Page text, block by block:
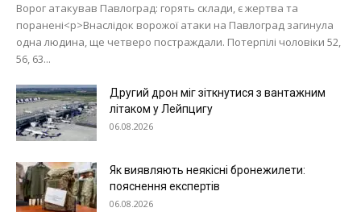
Ворог атакував Павлоград: горять склади, є жертва та
поранені<p>Внаслідок ворожої атаки на Павлоград загинула
одна людина, ще четверо постраждали. Потерпілі чоловіки 52,
56, 63...
Другий дрон міг зіткнутися з вантажним
літаком у Лейпцигу
06.08.2026
Як виявляють неякісні бронежилети:
пояснення експертів
06.08.2026